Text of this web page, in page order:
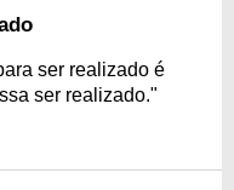
ser realizado é
ser realizado."